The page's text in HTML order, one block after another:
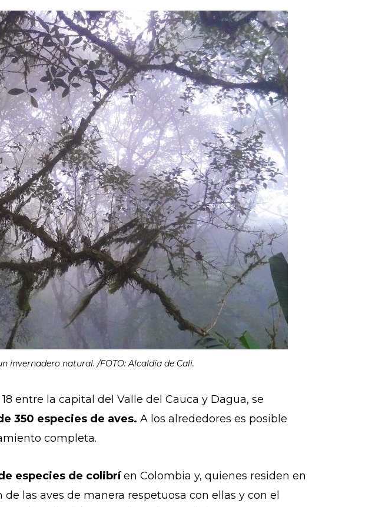
invernadero natural. /FOTO: Alcaldía de Cali.
entre la capital del Valle del Cauca y Dagua, se
350 especies de aves. A los alrededores es posible
completa.
especies de colibríen Colombia y, quienes residen en
las aves de manera respetuosa con ellas y con el